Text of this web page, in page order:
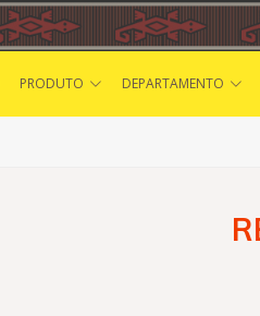
PRODUTO DEPARTAMENTO